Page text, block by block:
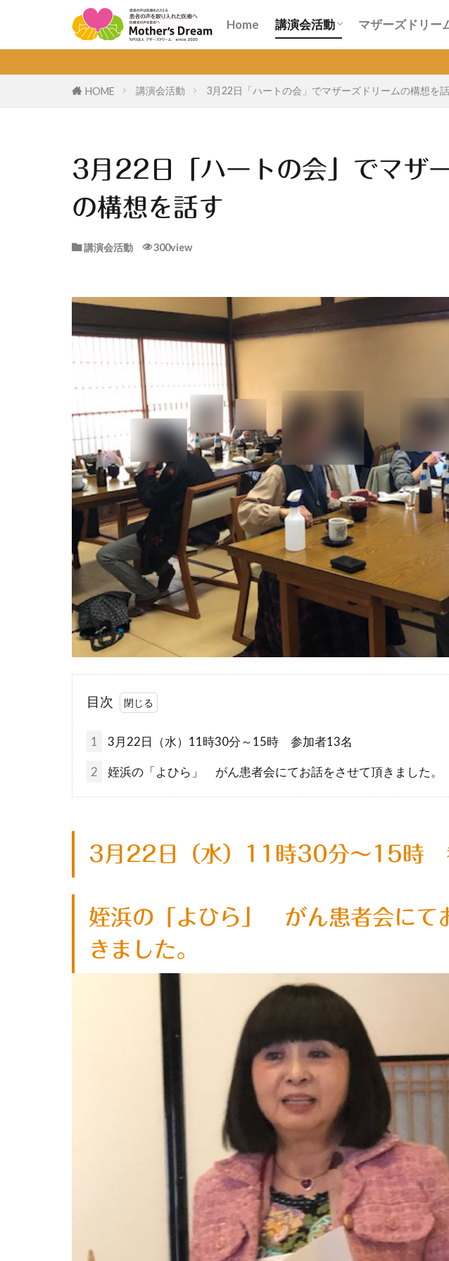
Home 講演会活動 マザーズドリー
当ＮＰＯ法
HOME 講演会活動 3月22日「ハートの会」でマザーズドリームの構想を
3月22日「ハートの会」でマザ
の構想を話す
講演会活動 300view
目次
1 3月22日（水）11時30分～15時 参加者13名
2 姪浜の「よひら」 がん患者会にてお話をさせて頂きました。
3月22日（水）11時30分～15時
姪浜の「よひら」 がん患者会にて
きました。